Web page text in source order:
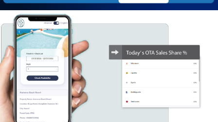
Intäktsstyrning
Marknadsföring & Webbplats
Marknadsföring
Företagswebbplats
Digital marknadsföringssvit
Semesterbostäder
Uppdateringar & Paket
Våra paket
Senaste uppdateringarna
Bokningshantering
Fördelning av bokningar
Gästhantering
Branschtrender
Vårt team
Kunder & Karriärer
Våra kunder
Karriärer